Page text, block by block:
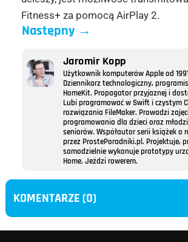
Fitness+ za pomocą AirPlay 2.
Następny→
Jaromir Kopp
Użytkownik komputerów Apple od
Dziennikarz technologiczny,
HomeKit. Propagator przyjaznej i
Lubi programować w Swift i czystym
rozwiązania FileMaker. Prowadzi
programowania dla dzieci oraz
seniorów. Współautor serii książek o
przez ProstePoradniki.pl. Projektuje,
samodzielnie wykonuje prototypy
Home. Jeździ rowerem.
KOMENTARZE (0)